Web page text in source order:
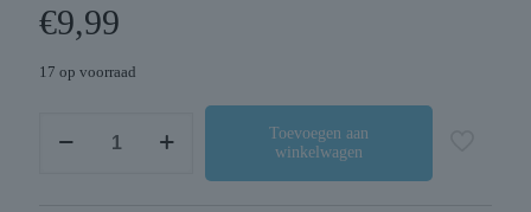
€9,99
17 op voorraad
Toevoegen aan
winkelwagen